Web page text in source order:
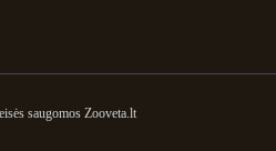
saugomos Zooveta.lt